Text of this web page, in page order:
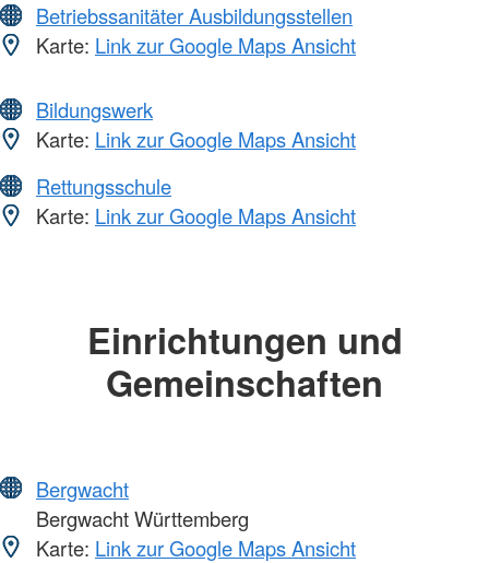
Betriebssanitäter Ausbildungsstellen
Karte: Link zur Google Maps Ansicht
Bildungswerk
Karte: Link zur Google Maps Ansicht
Rettungsschule
Karte: Link zur Google Maps Ansicht
Einrichtungen und
Gemeinschaften
Bergwacht
Bergwacht Württemberg
Karte: Link zur Google Maps Ansicht